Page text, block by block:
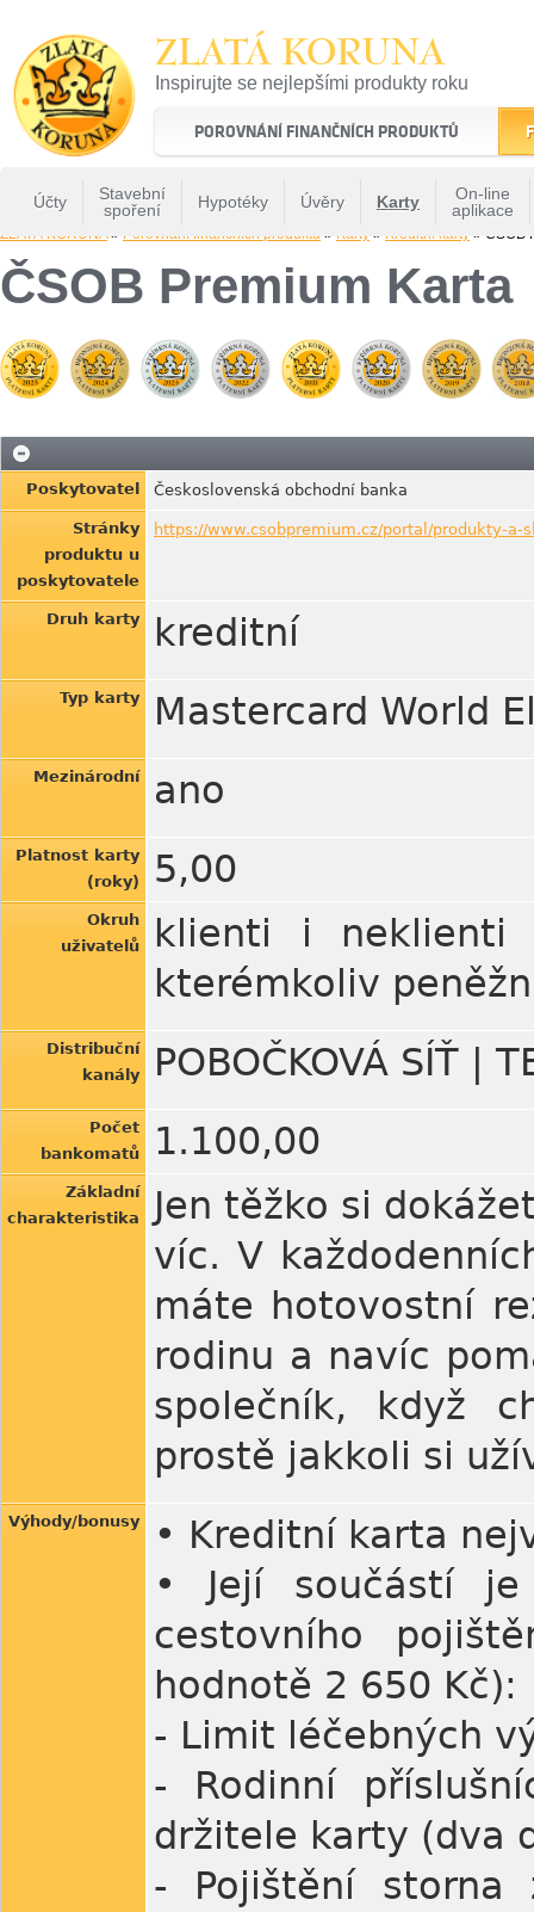
ZLATÁ KORUNA
Inspirujte se nejlepšími produkty roku
22 let tradice a kvality na finančním trhu
POROVNÁNÍ FINANČNÍCH PRODUKTŮ
Účty
Stavební
spoření
Hypotéky Úvěry Karty
On-line
aplikace
ZLATÁ KORUNA» Porovnání finančních produktů » Karty » Kreditní karty » ČSOB
ČSOB Premium Karta
Poskytovatel Československá obchodní banka
Stránky
produktu u
poskytovatele
https://www.csobpremium.cz/portal/produkty-a-
Druh karty kreditní
Typ karty Mastercard World
Mezinárodní ano
Platnost karty
(roky)
5,00
Okruh
uživatelů
klienti i neklienti
kterémkoliv
Distribuční
kanály
POBOČKOVÁ SÍŤ |
Počet
bankomatů
1.100,00
Základní
charakteristika
Jen těžko si
víc. V
máte hotovostní
rodinu a navíc
společník, když
prostě jakkoli si
Výhody/bonusy
• Kreditní karta
• Její součástí je
cestovního
hodnotě 2 650 Kč):
- Limit léčebných
- Rodinní
držitele karty (dva
- Pojištění